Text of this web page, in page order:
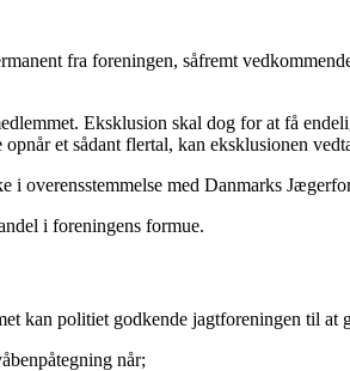
fra foreningen, såfremt
Eksklusion skal dog for at få
et sådant flertal, kan eksklusionen
i overensstemmelse med Danmarks
i foreningens formue.
kan politiet godkende jagtforeningen til
når;